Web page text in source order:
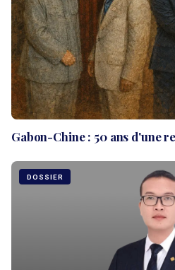
Gabon-Chine : 50 ans d'une
DOSSIER